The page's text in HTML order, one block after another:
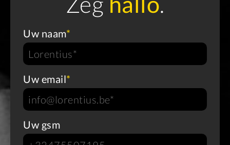
Uw naam*
Uw email*
Uw gsm